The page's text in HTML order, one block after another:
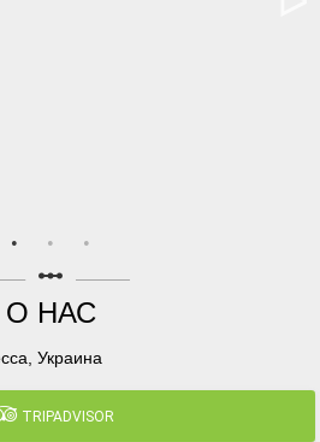
linear_scale
О НАС
Украина
TRIPADVISOR